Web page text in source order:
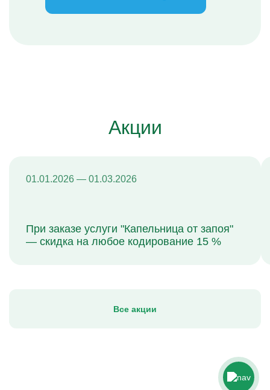
Акции
01.01.2026 — 01.03.2026
При заказе услуги "Капельница от запоя"
— скидка на любое кодирование 15 %
Все акции